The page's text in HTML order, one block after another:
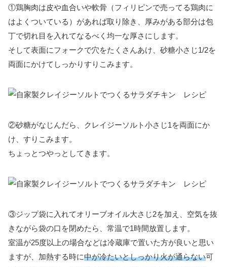
①鶏胸肉は皮や血合いや軟骨（フィリピンで売ってる鶏肉に
はよくついている）があれば取り除き、厚みがある部分は包
丁で切れ目を入れてなるべく均一な厚さにします。
そして表面にフォークで穴をたくさんあけ、砂糖小さじ1/2を
両面にかけてしっかりすりこみます。
②砂糖がなじんだら、クレイジーソルト小さじ1を両面にか
け、すりこみます。
ちょっとつやっとしてきます。
③ジップ袋に入れてオリーブオイル大さじ2を加え、空気を抜
きながら袋の口を閉めたら、常温で1時間放置します。
室温が25度以上の場合などは冷蔵庫で置いた方が良いと思い
ますが、加熱する時に中が冷たいとしっかり火が通らない可